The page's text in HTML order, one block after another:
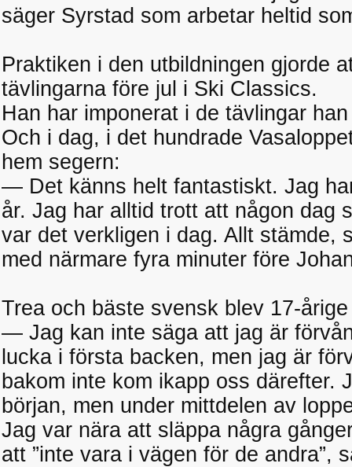
säger Syrstad som arbetar heltid
Praktiken i den utbildningen gjorde
tävlingarna före jul i Ski Classics.
Han har imponerat i de tävlingar
Och i dag, i det hundrade
hem segern:
— Det känns helt fantastiskt. Jag
år. Jag har alltid trott att någon dag
var det verkligen i dag. Allt stämde,
med närmare fyra minuter före
Trea och bäste svensk blev 17-
— Jag kan inte säga att jag är
lucka i första backen, men jag är
bakom inte kom ikapp oss därefter.
början, men under mittdelen av
Jag var nära att släppa några
att ”inte vara i vägen för de andra”,